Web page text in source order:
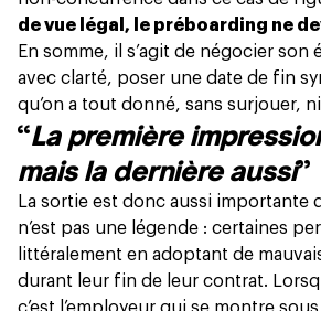
de vue légal, le préboarding ne
En somme, il s’agit de négocier son
avec clarté, poser une date de fin
qu’on a tout donné, sans surjouer,
“La première
mais la dernière aussi”
La sortie est donc aussi importante
n’est pas une légende : certaines
littéralement en adoptant de
durant leur fin de leur contrat.